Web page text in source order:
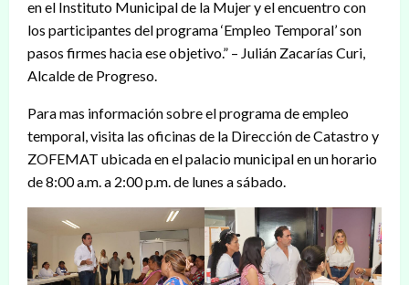
en el Instituto Municipal de la Mujer y el encuentro con
los participantes del programa ‘Empleo Temporal’ son
pasos firmes hacia ese objetivo.” – Julián Zacarías Curi,
Alcalde de Progreso.
Para mas información sobre el programa de empleo
temporal, visita las oficinas de la Dirección de Catastro y
ZOFEMAT ubicada en el palacio municipal en un horario
de 8:00 a.m. a 2:00 p.m. de lunes a sábado.